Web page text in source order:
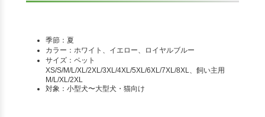
季節：夏
カラー：ホワイト、イエロー、ロイヤルブルー
サイズ：ペット
XS/S/M/L/XL/2XL/3XL/4XL/5XL/6XL/7XL/8XL、飼い主用
M/L/XL/2XL
対象：小型犬〜大型犬・猫向け